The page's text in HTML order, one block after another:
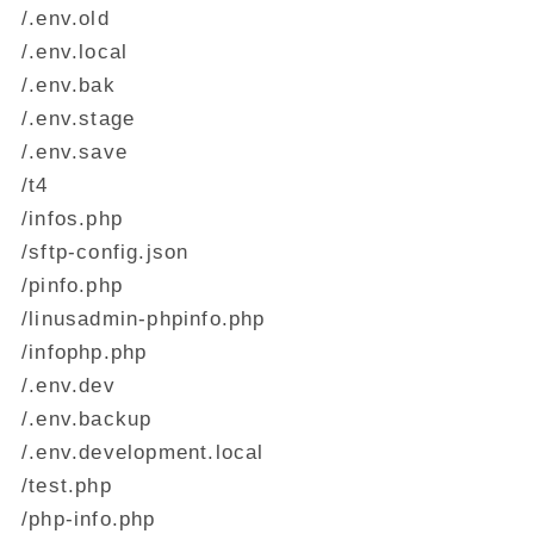
/.env.old
/.env.local
/.env.bak
/.env.stage
/.env.save
/t4
/infos.php
/sftp-config.json
/pinfo.php
/linusadmin-phpinfo.php
/infophp.php
/.env.dev
/.env.backup
/.env.development.local
/test.php
/php-info.php